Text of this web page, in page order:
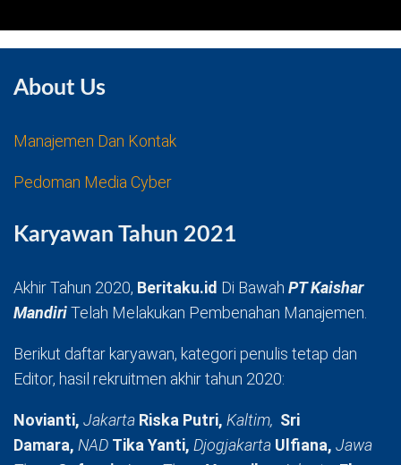
About Us
Manajemen Dan Kontak
Pedoman Media Cyber
Karyawan Tahun 2021
Akhir Tahun 2020, Beritaku.id Di Bawah PT Kaishar
MandiriTelah Melakukan Pembenahan Manajemen.
Berikut daftar karyawan, kategori penulis tetap dan
Editor, hasil rekruitmen akhir tahun 2020:
Novianti, Jakarta Riska Putri, Kaltim, Sri
Damara, NAD Tika Yanti, Djogjakarta Ulfiana, Jawa